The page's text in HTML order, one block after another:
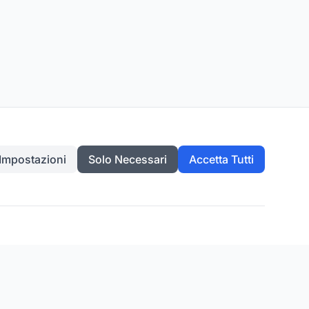
Solo Necessari Accetta Tutti